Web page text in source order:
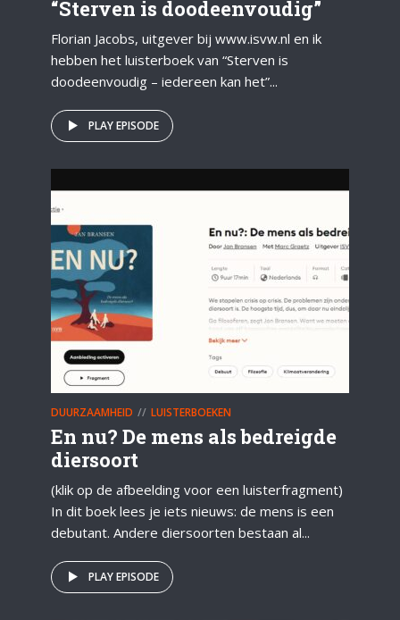
“Sterven is doodeenvoudig”
Florian Jacobs, uitgever bij www.isvw.nl en ik
hebben het luisterboek van “Sterven is
doodeenvoudig – iedereen kan het”...
PLAY EPISODE
DUURZAAMHEID LUISTERBOEKEN
En nu? De mens als bedreigde
diersoort
(klik op de afbeelding voor een luisterfragment)
In dit boek lees je iets nieuws: de mens is een
debutant. Andere diersoorten bestaan al...
PLAY EPISODE